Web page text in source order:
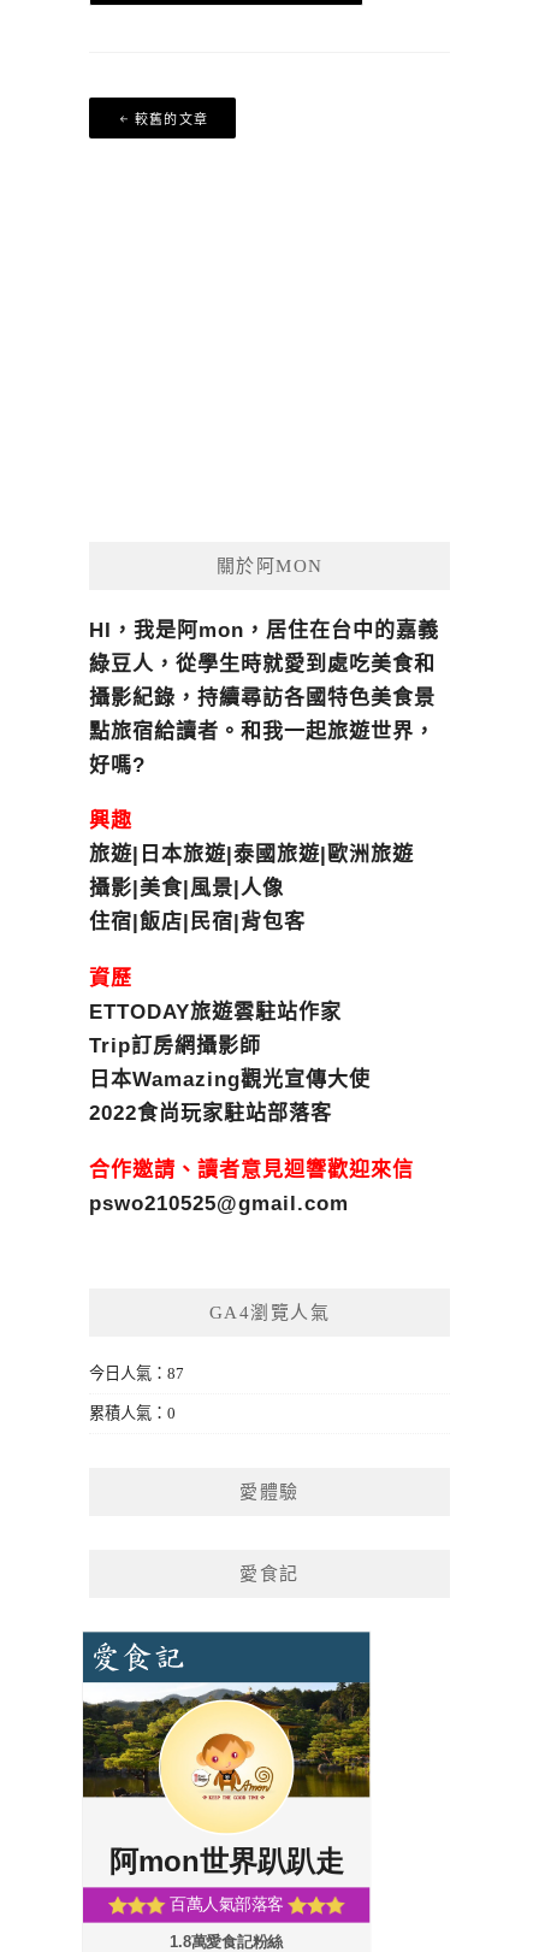
文
章
較舊的文章
關於阿MON
HI，我是阿mon，居住在台中的嘉義
綠豆人，從學生時就愛到處吃美食和
攝影紀錄，持續尋訪各國特色美食景
點旅宿給讀者。和我一起旅遊世界，
好嗎?
興趣
旅遊|日本旅遊|泰國旅遊|歐洲旅遊
攝影|美食|風景|人像
住宿|飯店|民宿|背包客
資歷
ETTODAY旅遊雲駐站作家
Trip訂房網攝影師
日本Wamazing觀光宣傳大使
2022食尚玩家駐站部落客
合作邀請、讀者意見迴響歡迎來信
pswo210525@gmail.com
GA4瀏覽人氣
今日人氣：87
累積人氣：0
愛體驗
愛食記